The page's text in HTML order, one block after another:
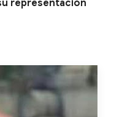
representación